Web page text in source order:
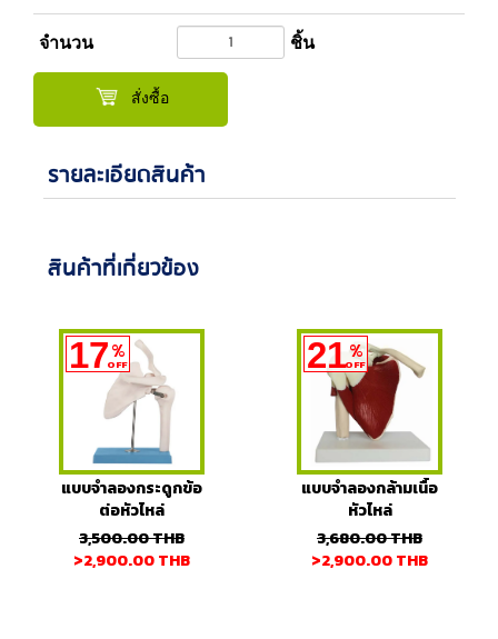
จำนวน ชิ้น
สั่งซื้อ
รายละเอียดสินค้า
สินค้าที่เกี่ยวข้อง
17%
OFF
แบบจำลองกระดูกข้อ
ต่อหัวไหล่
3,500.00THB
>2,900.00THB
21%
OFF
แบบจำลองกล้ามเนื้อ
หัวไหล่
3,680.00THB
>2,900.00THB